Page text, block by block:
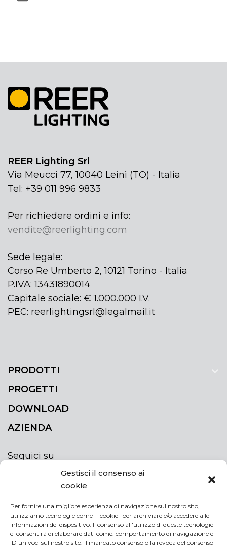
Gestisci il consenso ai
cookie
Per fornire una migliore esperienza di navigazione sul nostro sito,
utilizziamo tecnologie come i "cookie" per archiviare e/o accedere alle
informazioni del dispositivo. Il consenso all'utilizzo di queste tecnologie
ci consentirà di elaborare dati come: comportamento di navigazione e
ID univoci sul nostro sito. Il mancato consenso o la revoca del consenso
REER Lighting Srl
Via Meucci 77, 10040 Leinì (TO) - Italia
Tel: +39 011 996 9833
Per richiedere ordini e info:
vendite@reerlighting.com
Sede legale:
Corso Re Umberto 2, 10121 Torino - Italia
P.IVA: 13431890014
Capitale sociale: € 1.000.000 I.V.
PEC: reerlightingsrl@legalmail.it
PRODOTTI
PROGETTI
DOWNLOAD
AZIENDA
Seguici su
ISCRIVITI ALLA NEWSLETTER
Rimani sempre aggiornato iscrivendoti alla
newsletter